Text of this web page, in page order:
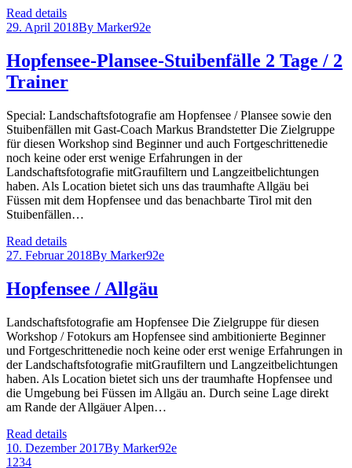
Read details
29. April 2018By Marker92e
Hopfensee-Plansee-Stuibenfälle 2 Tage / 2
Trainer
Special: Landschaftsfotografie am Hopfensee / Plansee sowie den
Stuibenfällen mit Gast-Coach Markus Brandstetter Die Zielgruppe
für diesen Workshop sind Beginner und auch Fortgeschrittenedie
noch keine oder erst wenige Erfahrungen in der
Landschaftsfotografie mitGraufiltern und Langzeitbelichtungen
haben. Als Location bietet sich uns das traumhafte Allgäu bei
Füssen mit dem Hopfensee und das benachbarte Tirol mit den
Stuibenfällen…
Read details
27. Februar 2018By Marker92e
Hopfensee / Allgäu
Landschaftsfotografie am Hopfensee Die Zielgruppe für diesen
Workshop / Fotokurs am Hopfensee sind ambitionierte Beginner
und Fortgeschrittenedie noch keine oder erst wenige Erfahrungen in
der Landschaftsfotografie mitGraufiltern und Langzeitbelichtungen
haben. Als Location bietet sich uns der traumhafte Hopfensee und
die Umgebung bei Füssen im Allgäu an. Durch seine Lage direkt
am Rande der Allgäuer Alpen…
Read details
10. Dezember 2017By Marker92e
1 234